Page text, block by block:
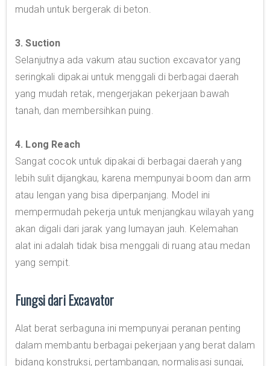
mudah untuk bergerak di beton.
3. Suction
Selanjutnya ada vakum atau suction excavator yang
seringkali dipakai untuk menggali di berbagai daerah
yang mudah retak, mengerjakan pekerjaan bawah
tanah, dan membersihkan puing.
4. Long Reach
Sangat cocok untuk dipakai di berbagai daerah yang
lebih sulit dijangkau, karena mempunyai boom dan arm
atau lengan yang bisa diperpanjang. Model ini
mempermudah pekerja untuk menjangkau wilayah yang
akan digali dari jarak yang lumayan jauh. Kelemahan
alat ini adalah tidak bisa menggali di ruang atau medan
yang sempit.
Fungsi dari Excavator
Alat berat serbaguna ini mempunyai peranan penting
dalam membantu berbagai pekerjaan yang berat dalam
bidang konstruksi, pertambangan, normalisasi sungai,